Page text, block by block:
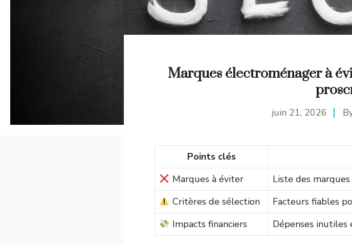
Marques électroménager à
juin 21, 2026
Points clés
Marques à éviter
Liste des
Critères de sélection
Facteurs fiables
Impacts financiers
Dépenses inutiles